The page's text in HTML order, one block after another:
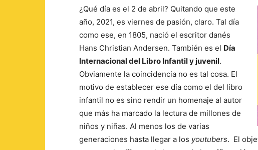
¿Qué día es el 2 de abril? Quitando que este
año, 2021, es viernes de pasión, claro. Tal día
como ese, en 1805, nació el escritor danés
Hans Christian Andersen. También es el Día
Internacional del Libro Infantil y juvenil.
Obviamente la coincidencia no es tal cosa. El
motivo de establecer ese día como el del libro
infantil no es sino rendir un homenaje al autor
que más ha marcado la lectura de millones de
niños y niñas. Al menos los de varias
generaciones hasta llegar a los youtubers. El